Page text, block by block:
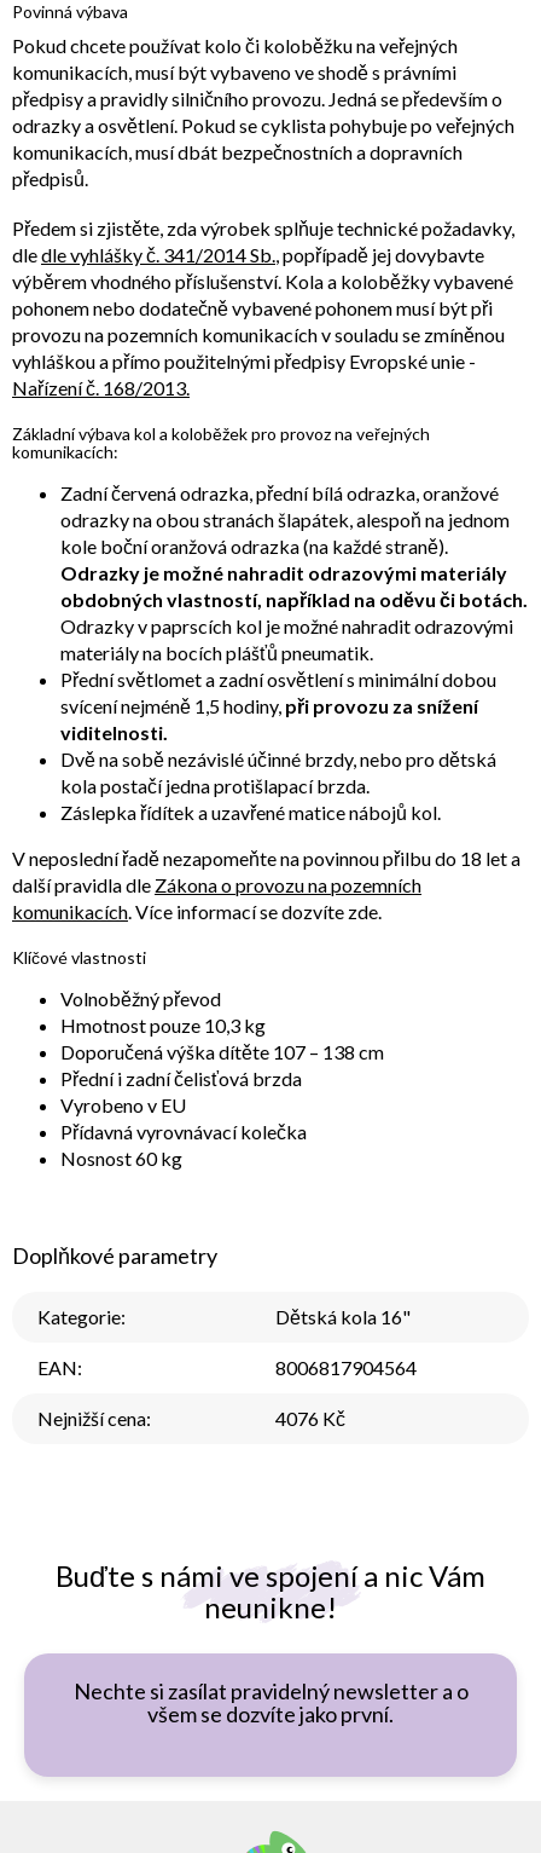
Buďte s námi ve spojení a nic Vám
neunikne!
Nechte si zasílat pravidelný newsletter a o
všem se dozvíte jako první.
Povinná výbava
Pokud chcete používat kolo či koloběžku na veřejných
komunikacích, musí být vybaveno ve shodě s právními
předpisy a pravidly silničního provozu. Jedná se především o
odrazky a osvětlení. Pokud se cyklista pohybuje po veřejných
komunikacích, musí dbát bezpečnostních a dopravních
předpisů.
Předem si zjistěte, zda výrobek splňuje technické požadavky,
dledle vyhlášky č. 341/2014 Sb., popřípadě jej dovybavte
výběrem vhodného příslušenství. Kola a koloběžky vybavené
pohonem nebo dodatečně vybavené pohonem musí být při
provozu na pozemních komunikacích v souladu se zmíněnou
vyhláškou a přímo použitelnými předpisy Evropské unie -
Nařízení č. 168/2013.
Základní výbava kol a koloběžek pro provoz na veřejných
komunikacích:
Zadní červená odrazka, přední bílá odrazka, oranžové
odrazky na obou stranách šlapátek, alespoň na jednom
kole boční oranžová odrazka (na každé straně).
Odrazky je možné nahradit odrazovými materiály
obdobných vlastností, například na oděvu či botách.
Odrazky v paprscích kol je možné nahradit odrazovými
materiály na bocích plášťů pneumatik.
Přední světlomet a zadní osvětlení s minimální dobou
svícení nejméně 1,5 hodiny, při provozu za snížení
viditelnosti.
Dvě na sobě nezávislé účinné brzdy, nebo pro dětská
kola postačí jedna protišlapací brzda.
Záslepka řídítek a uzavřené matice nábojů kol.
V neposlední řadě nezapomeňte na povinnou přilbu do 18 let a
další pravidla dle Zákona o provozu na pozemních
komunikacích. Více informací se dozvíte zde.
Klíčové vlastnosti
Volnoběžný převod
Hmotnost pouze 10,3 kg
Doporučená výška dítěte 107 – 138 cm
Přední i zadní čelisťová brzda
Vyrobeno v EU
Přídavná vyrovnávací kolečka
Nosnost 60 kg
Doplňkové parametry
Kategorie: Dětská kola 16"
EAN: 8006817904564
Nejnižší cena: 4076 Kč